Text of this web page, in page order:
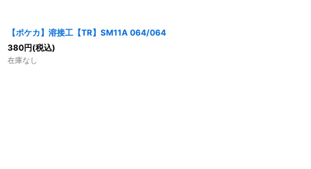
【ポケカ】溶接工【TR】SM11A 064/064
380円(税込)
在庫なし